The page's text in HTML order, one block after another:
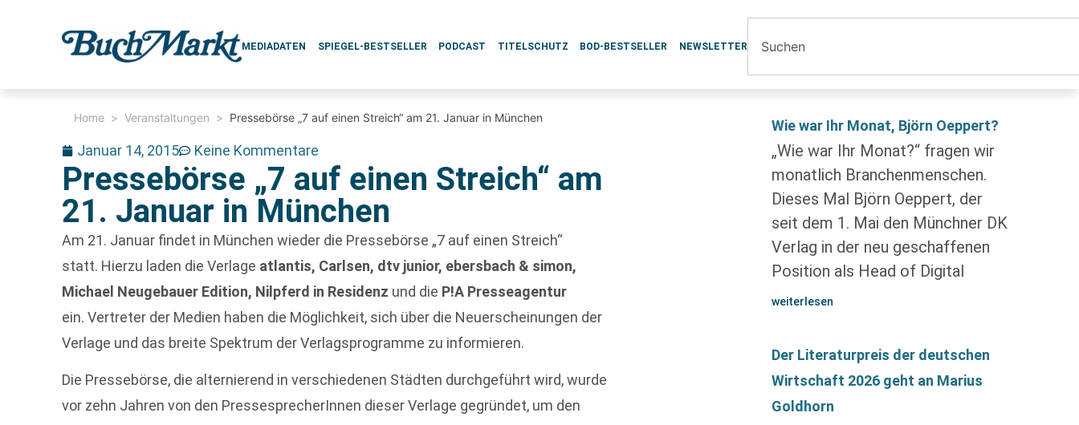
MEDIADATEN SPIEGEL-BESTSELLER PODCAST TITELSCHUTZ BOD-BESTSELLER NEWSLETTER
Home > Veranstaltungen > Pressebörse „7 auf einen Streich“ am 21. Januar in München
Januar 14, 2015 Keine Kommentare
Pressebörse „7 auf einen Streich“ am
21. Januar in München
Am 21. Januar findet in München wieder die Pressebörse „7 auf einen Streich“
statt. Hierzu laden die Verlage atlantis, Carlsen, dtv junior, ebersbach & simon,
Michael Neugebauer Edition, Nilpferd in Residenz und die P!A Presseagentur
ein. Vertreter der Medien haben die Möglichkeit, sich über die Neuerscheinungen der
Verlage und das breite Spektrum der Verlagsprogramme zu informieren.
Die Pressebörse, die alternierend in verschiedenen Städten durchgeführt wird, wurde
vor zehn Jahren von den PressesprecherInnen dieser Verlage gegründet, um den
Wie war Ihr Monat, Björn Oeppert?
„Wie war Ihr Monat?“ fragen wir
monatlich Branchenmenschen.
Dieses Mal Björn Oeppert, der
seit dem 1. Mai den Münchner DK
Verlag in der neu geschaffenen
Position als Head of Digital
weiterlesen
Der Literaturpreis der deutschen
Wirtschaft 2026 geht an Marius
Goldhorn